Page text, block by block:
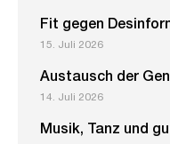
Fit gegen
15. Juli 2026
Austausch der
14. Juli 2026
Musik, Tanz und